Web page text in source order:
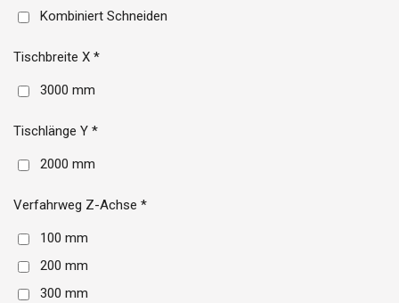
Kombiniert Schneiden
Tischbreite X *
3000 mm
Tischlänge Y *
2000 mm
Verfahrweg Z-Achse *
100 mm
200 mm
300 mm